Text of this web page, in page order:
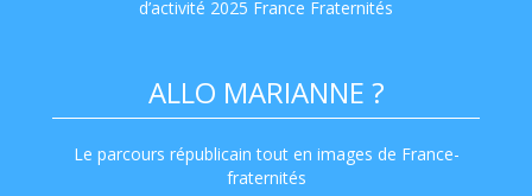
d’activité 2025 France Fraternités
ALLO MARIANNE ?
Le parcours républicain tout en images de France-
fraternités